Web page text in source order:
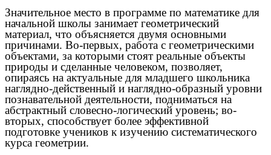
Значительное место в программе по математике для
начальной школы занимает геометрический
материал, что объясняется двумя основными
причинами. Во-первых, работа с геометрическими
объектами, за которыми стоят реальные объекты
природы и сделанные человеком, позволяет,
опираясь на актуальные для младшего школьника
наглядно-действенный и наглядно-образный уровни
познавательной деятельности, подниматься на
абстрактный словесно-логический уровень; во-
вторых, способствует более эффективной
подготовке учеников к изучению систематического
курса геометрии.